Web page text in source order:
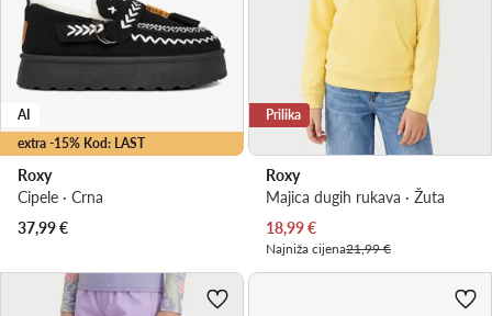
extra -15% Kod: LAST
AI
Roxy
Cipele · Crna
37,99€
Prilika
Roxy
Majica dugih rukava · Žuta
Trenutna cijena
18,99€
Najniža cijena21,99 €